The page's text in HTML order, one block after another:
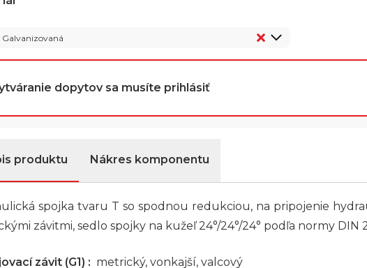
Galvanizovaná
dopytov sa musíte prihlásiť
produktu Nákres komponentu
spojka tvaru T so spodnou redukciou, na pripojenie
závitmi, sedlo spojky na kužeľ 24°/24°/24° podľa normy DIN
závit (G1) : metrický, vonkajší, valcový